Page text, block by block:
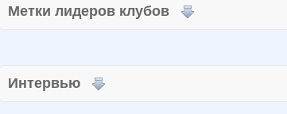
Метки лидеров клубов
Интервью